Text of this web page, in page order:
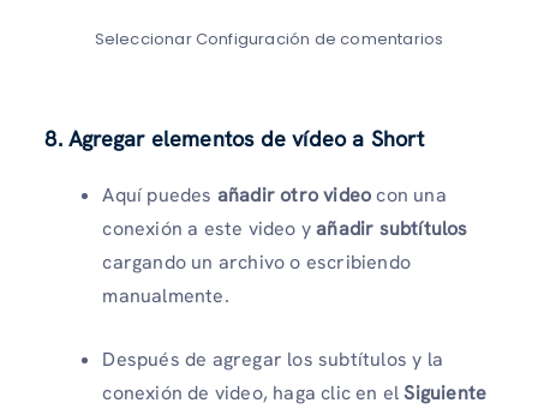
Seleccionar Configuración de comentarios
8. Agregar elementos de vídeo a Short
Aquí puedes añadir otro videocon una
conexión a este video yañadir subtítulos
cargando un archivo o escribiendo
manualmente.
Después de agregar los subtítulos y la
conexión de video, haga clic en elSiguiente